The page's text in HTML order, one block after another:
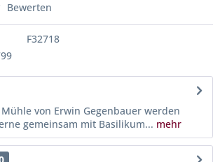
Bewerten
F32718
von Erwin Gegenbauer werden
gemeinsam mit Basilikum... mehr